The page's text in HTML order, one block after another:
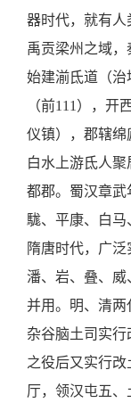
器时代，就有人
禹贡梁州之域，
始建湔氐道（
（前111），开
仪镇），郡辖绵
白水上游氐人聚
都郡。蜀汉章武
駹、平康、白马
隋唐时代，广
潘、岩、叠、威
并用。明、清两
杂谷脑土司实行
之役后又实行改
厅，领汉屯五、